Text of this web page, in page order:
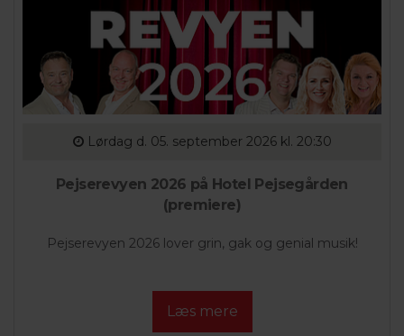
Lørdag d. 05. september 2026 kl. 20:30
Pejserevyen 2026 på Hotel Pejsegården
(premiere)
Pejserevyen 2026 lover grin, gak og genial musik!
Læs mere